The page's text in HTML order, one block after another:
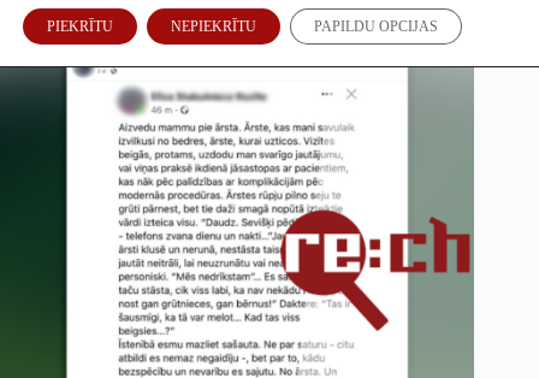
PIEKRĪTU NEPIEKRĪTU PAPILDU OPCIJAS